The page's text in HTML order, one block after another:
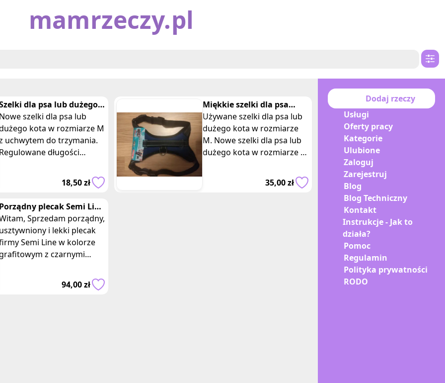
mamrzeczy.pl
dla psa lub dużego
rozmiar M czarne z
szelki dla psa lub
kota w rozmiarze M
uchwytem do trzymania.
długości
50-70 cm, obwód tył
18,50 zł
Miękkie szelki dla psa
dużego kota M pettorina
Używane szelki dla psa lub
dużego kota w rozmiarze
M. Nowe szelki dla psa lub
dużego kota w rozmiarze M
35,00 zł
plecak Semi Line
komorą na laptopa 15,6”
Sprzedam porządny,
i lekki plecak
Semi Line w kolorze
z czarnymi
tkaniny, odpornej
94,00 zł
Dodaj rzeczy
Usługi
Oferty pracy
Kategorie
Ulubione
Zaloguj
Zarejestruj
Blog
Blog Techniczny
Kontakt
Instrukcje - Jak to
działa?
Pomoc
Regulamin
Polityka prywatności
RODO